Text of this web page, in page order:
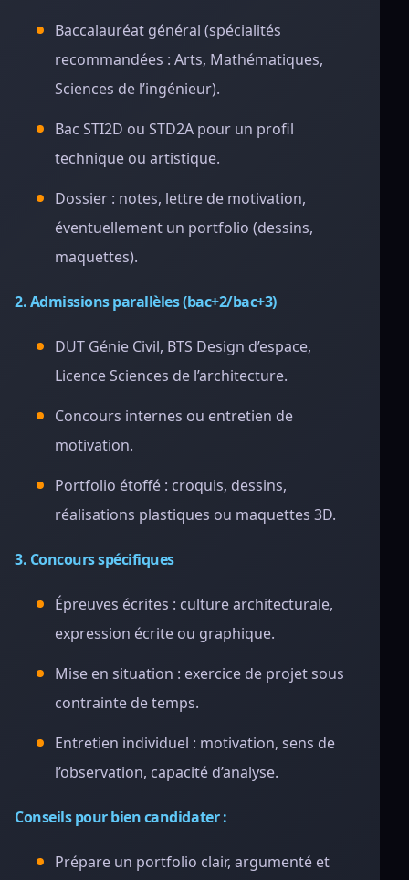
Baccalauréat général (spécialités
recommandées : Arts, Mathématiques,
Sciences de l’ingénieur).
Bac STI2D ou STD2A pour un profil
technique ou artistique.
Dossier : notes, lettre de motivation,
éventuellement un portfolio (dessins,
maquettes).
2. Admissions parallèles (bac+2/bac+3)
DUT Génie Civil, BTS Design d’espace,
Licence Sciences de l’architecture.
Concours internes ou entretien de
motivation.
Portfolio étoffé : croquis, dessins,
réalisations plastiques ou maquettes 3D.
3. Concours spécifiques
Épreuves écrites : culture architecturale,
expression écrite ou graphique.
Mise en situation : exercice de projet sous
contrainte de temps.
Entretien individuel : motivation, sens de
l’observation, capacité d’analyse.
Conseils pour bien candidater :
Prépare un portfolio clair, argumenté et